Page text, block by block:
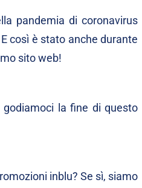
pandemia di coronavirus
così è stato anche durante
sito web!
la fine di questo
inblu? Se sì, siamo